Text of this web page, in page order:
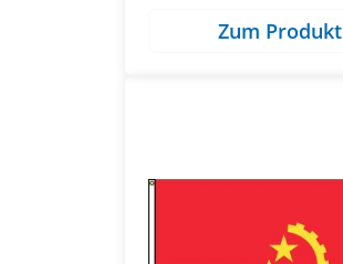
Zum Produkt